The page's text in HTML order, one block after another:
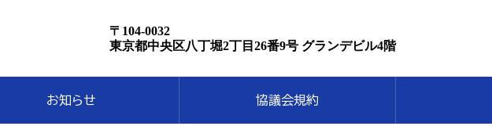
〒104-0032
東京都中央区八丁堀2丁目26番9号 グランデビル4階
お知らせ 協議会規約